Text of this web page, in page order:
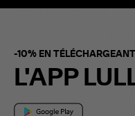
-10% EN TÉLÉCHARGEANT
L'APP